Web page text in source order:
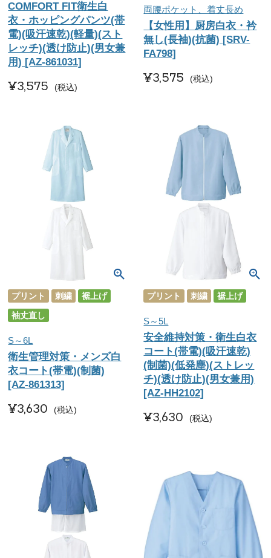
COMFORT FIT衛生白
衣・ホッピングパンツ(帯
電)(吸汗速乾)(軽量)(スト
レッチ)(透け防止)(男女兼
用) [AZ-861031]
¥3,575 税込
両腰ポケット、着丈長め
【女性用】厨房白衣・衿
無し(長袖)(抗菌) [SRV-
FA798]
¥3,575 税込
プリント 刺繍
裾上げ
袖丈直し
S～6L
衛生管理対策・メンズ白
衣コート(帯電)(制菌)
[AZ-861313]
¥3,630 税込
プリント 刺繍 裾上げ
S～5L
安全維持対策・衛生白衣
コート(帯電)(吸汗速乾)
(制菌)(低発塵)(ストレッ
チ)(透け防止)(男女兼用)
[AZ-HH2102]
¥3,630 税込